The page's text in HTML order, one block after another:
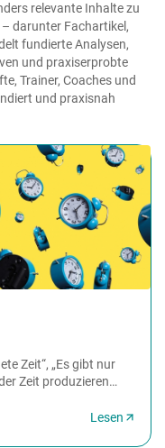
relevante Inhalte zu
darunter Fachartikel,
fundierte Analysen,
und praxiserprobte
Trainer, Coaches und
und praxisnah
Zeit“, „Es gibt nur
Zeit produzieren
Lesen